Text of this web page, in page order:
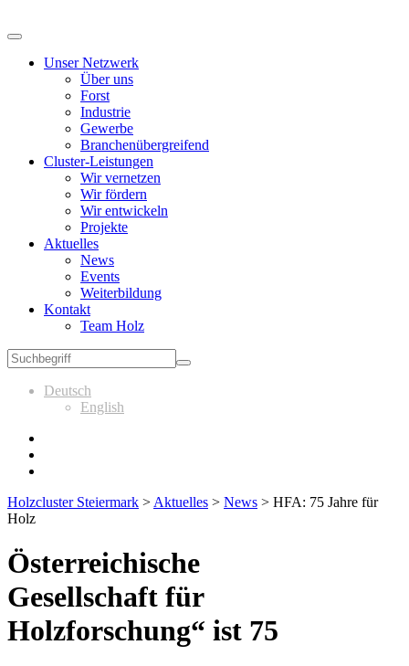
Unser Netzwerk
Über uns
Forst
Industrie
Gewerbe
Branchenübergreifend
Cluster-Leistungen
Wir vernetzen
Wir fördern
Wir entwickeln
Projekte
Aktuelles
News
Events
Weiterbildung
Kontakt
Team Holz
Deutsch
English
Holzcluster Steiermark > Aktuelles > News > HFA: 75 Jahre für
Holz
Österreichische
Gesellschaft für
Holzforschung“ ist 75